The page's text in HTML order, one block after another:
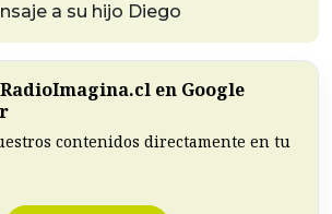
a su hijo Diego
en Google
contenidos directamente en tu